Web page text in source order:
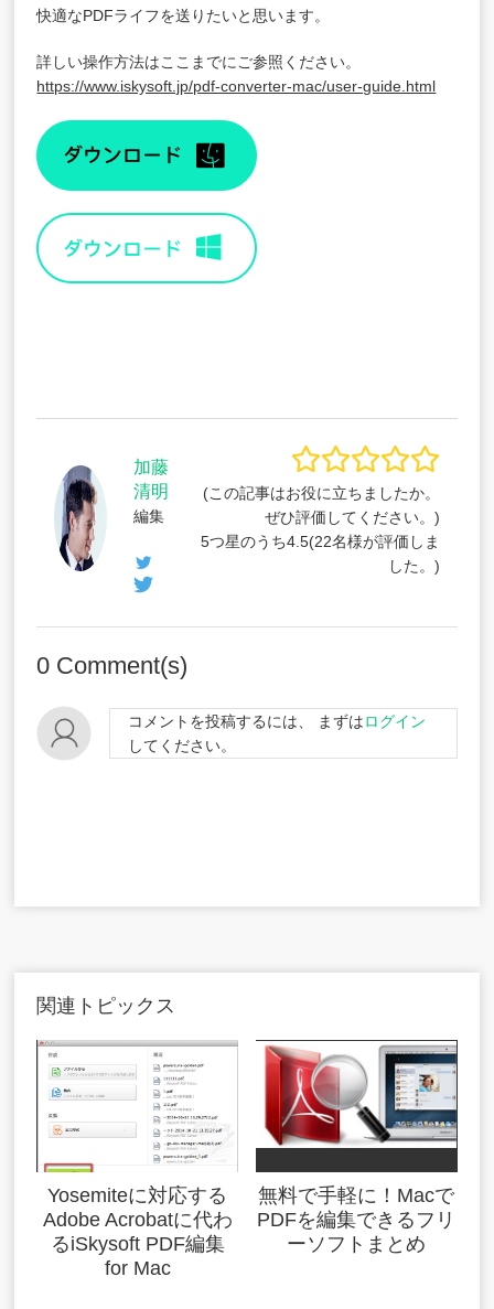
快適なPDFライフを送りたいと思います。
詳しい操作方法はここまでにご参照ください。
https://www.iskysoft.jp/pdf-converter-mac/user-guide.html
加藤
清明
編集
(この記事はお役に立ちましたか。
ぜひ評価してください。)
5つ星のうち4.5(22名様が評価しま
した。)
0 Comment(s)
コメントを投稿するには、 まずはログイン
してください。
関連トピックス
Yosemiteに対応する
Adobe Acrobatに代わ
るiSkysoft PDF編集
for Mac
無料で手軽に！Macで
PDFを編集できるフリ
ーソフトまとめ